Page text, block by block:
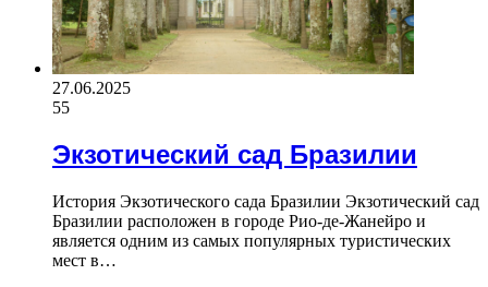
27.06.2025
55
Экзотический сад Бразилии
История Экзотического сада Бразилии Экзотический сад
Бразилии расположен в городе Рио-де-Жанейро и
является одним из самых популярных туристических
мест в…